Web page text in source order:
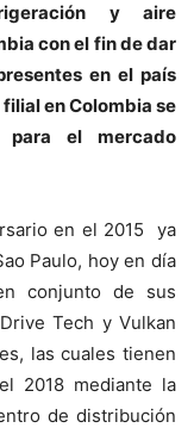
y aire
con el fin de dar
en el país
en Colombia se
el mercado
en el 2015
ya
Paulo, hoy en día
conjunto de sus
Tech y Vulkan
las cuales tienen
2018 mediante la
de distribución